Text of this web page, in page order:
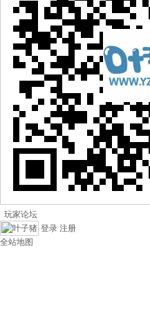
玩家论坛
登录 注册
全站地图